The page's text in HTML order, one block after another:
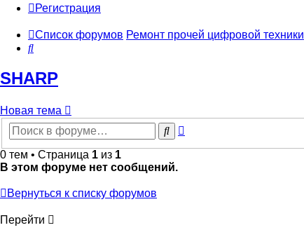
Регистрация
Список форумов Ремонт прочей цифровой техники
Поиск
SHARP
Новая
тема
Новая тема
Поиск
0 тем • Страница 1 из 1
В этом форуме нет сообщений.
Вернуться к списку форумов
Перейти